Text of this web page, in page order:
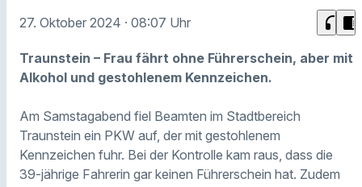
27. Oktober 2024 · 08:07 Uhr headphones chrome_reader_mode
Traunstein – Frau fährt ohne Führerschein, aber mit
Alkohol und gestohlenem Kennzeichen.
Am Samstagabend fiel Beamten im Stadtbereich
Traunstein ein PKW auf, der mit gestohlenem
Kennzeichen fuhr. Bei der Kontrolle kam raus, dass die
39-jährige Fahrerin gar keinen Führerschein hat. Zudem